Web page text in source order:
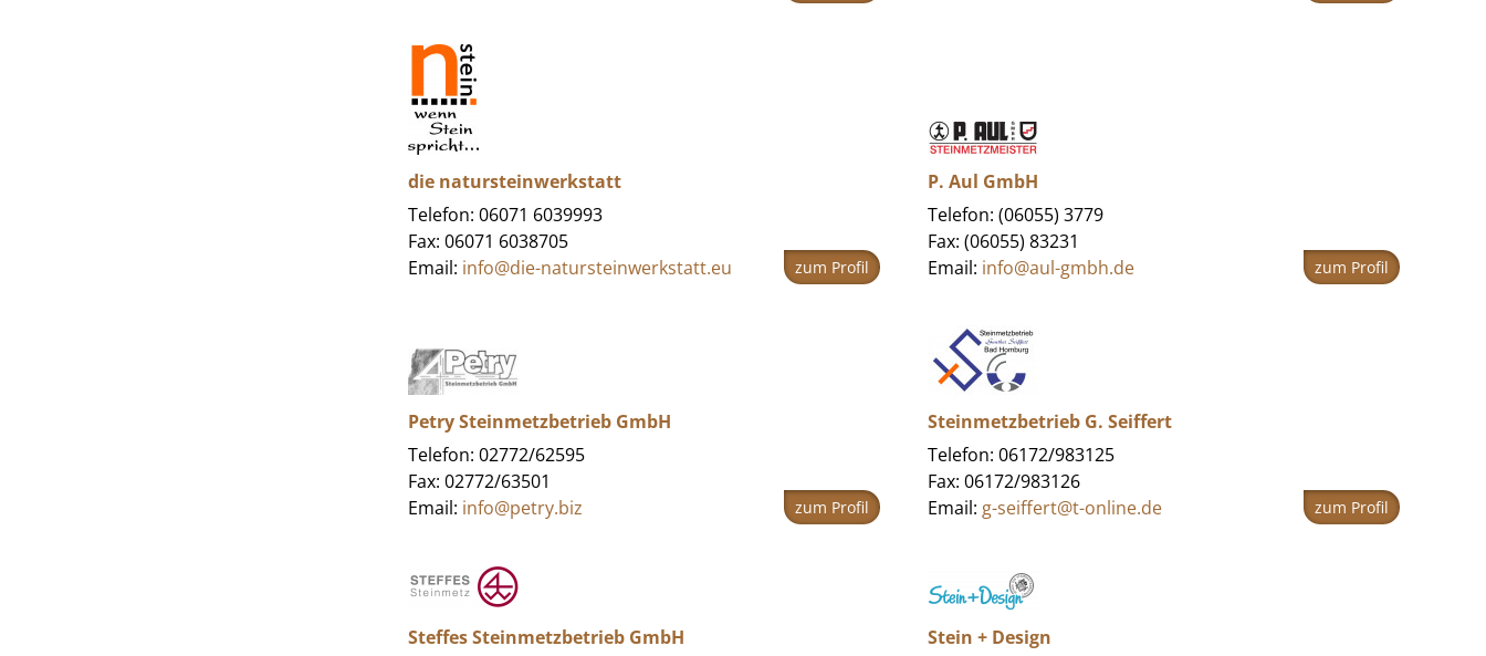
die natursteinwerkstatt
Telefon: 06071 6039993
Fax: 06071 6038705
Email: info@die-natursteinwerkstatt.eu zum Profil
P. Aul GmbH
Telefon: (06055) 3779
Fax: (06055) 83231
Email: info@aul-gmbh.de zum Profil
Petry Steinmetzbetrieb GmbH
Telefon: 02772/62595
Fax: 02772/63501
Email: info@petry.biz zum Profil
Steinmetzbetrieb G. Seiffert
Telefon: 06172/983125
Fax: 06172/983126
Email: g-seiffert@t-online.de zum Profil
Steffes Steinmetzbetrieb GmbH
Stein + Design